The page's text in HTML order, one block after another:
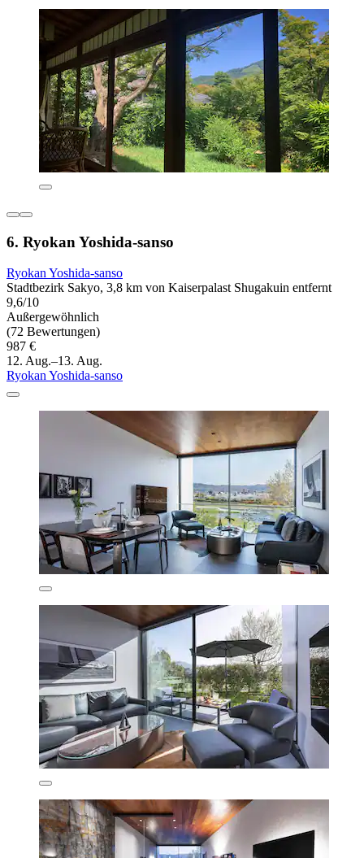
6. Ryokan Yoshida-sanso
Ryokan Yoshida-sanso
Stadtbezirk Sakyo, 3,8 km von Kaiserpalast Shugakuin entfernt
9,6/10
Außergewöhnlich
(72 Bewertungen)
987 €
12. Aug.–13. Aug.
Ryokan Yoshida-sanso